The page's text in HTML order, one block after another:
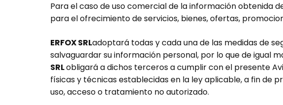
Para el caso de uso comercial de la información obtenida
para el ofrecimiento de servicios, bienes, ofertas,
ERFOX SRLadoptará todas y cada una de las medidas de
salvaguardar su información personal, por lo que de igual
SRLobligará a dichos terceros a cumplir con el presente
físicas y técnicas establecidas en la ley aplicable, a fin de
uso, acceso o tratamiento no autorizado.